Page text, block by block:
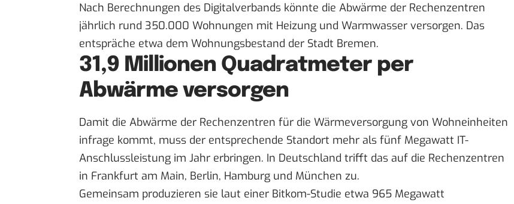
Nach Berechnungen des Digitalverbands könnte die Abwärme der Rechenzentren
jährlich rund 350.000 Wohnungen mit Heizung und Warmwasser versorgen. Das
entspräche etwa dem Wohnungsbestand der Stadt Bremen.
31,9 Millionen Quadratmeter per
Abwärme versorgen
Damit die Abwärme der Rechenzentren für die Wärmeversorgung von Wohneinheiten
infrage kommt, muss der entsprechende Standort mehr als fünf Megawatt IT-
Anschlussleistung im Jahr erbringen. In Deutschland trifft das auf die Rechenzentren
in Frankfurt am Main, Berlin, Hamburg und München zu.
Gemeinsam produzieren sie laut einer Bitkom-Studie etwa 965 Megawatt